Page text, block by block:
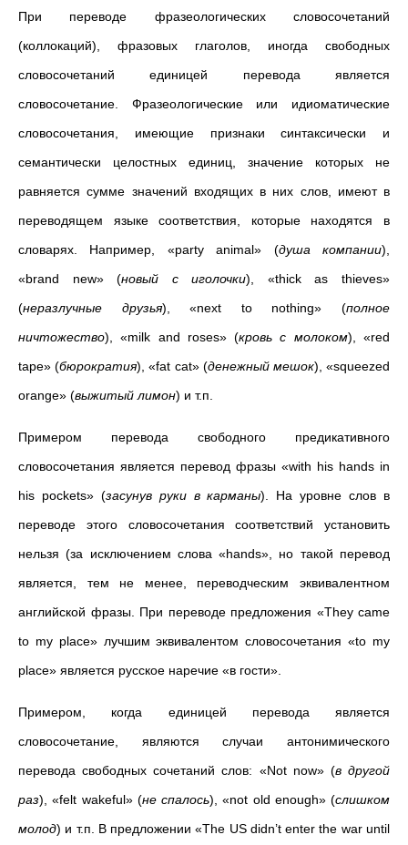
При переводе фразеологических словосочетаний
(коллокаций), фразовых глаголов, иногда свободных
словосочетаний единицей перевода является
словосочетание. Фразеологические или идиоматические
словосочетания, имеющие признаки синтаксически и
семантически целостных единиц, значение которых не
равняется сумме значений входящих в них слов, имеют в
переводящем языке соответствия, которые находятся в
словарях. Например, «party animal» (душа компании),
«brand new» (новый с иголочки), «thick as thieves»
(неразлучные друзья), «next to nothing» (полное
ничтожество), «milk and roses» (кровь с молоком),«red
tape» (бюрократия), «fat cat» (денежный мешок), «squeezed
orange» (выжитый лимон) и т.п.
Примером перевода свободного предикативного
словосочетания является перевод фразы «with his hands in
his pockets» (засунув руки в карманы). На уровне слов в
переводе этого словосочетания соответствий установить
нельзя (за исключением слова «hands», но такой перевод
является, тем не менее, переводческим эквивалентном
английской фразы. При переводе предложения «They came
to my place» лучшим эквивалентом словосочетания «to my
place» является русское наречие «в гости».
Примером, когда единицей перевода является
словосочетание, являются случаи антонимического
перевода свободных сочетаний слов: «Not now» (в другой
раз), «felt wakeful» (не спалось), «not old enough» (слишком
молод) и т.п. В предложении «The US didn’t enter the war until